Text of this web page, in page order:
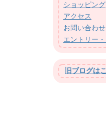
ショッピング
アクセス
お問い合わせ
エントリー
旧ブログは